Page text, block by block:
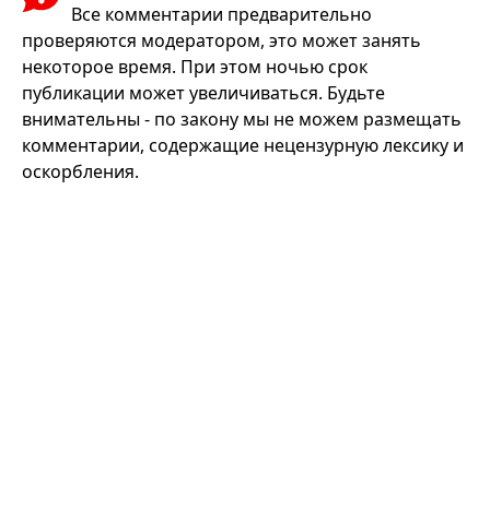
Все комментарии предварительно
проверяются модератором, это может занять
некоторое время. При этом ночью срок
публикации может увеличиваться. Будьте
внимательны - по закону мы не можем размещать
комментарии, содержащие нецензурную лексику и
оскорбления.